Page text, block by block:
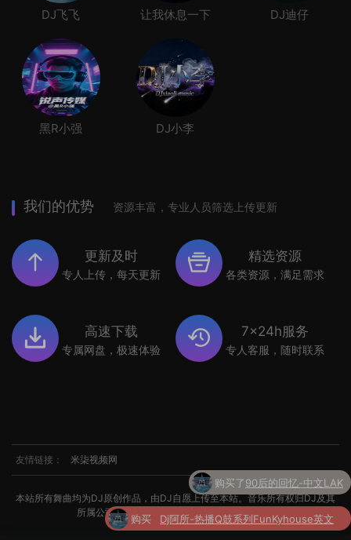
DJ飞飞 让我休息一下 DJ迪仔
黑R小强 DJ小李
我们的优势 资源丰富，专业人员筛选上传更新
更新及时
专人上传，每天更新
精选资源
各类资源，满足需求
高速下载
专属网盘，极速体验
7x24h服务
专人客服，随时联系
友情链接： 米柒视频网
本站所有舞曲均为DJ原创作品，由DJ自愿上传至本站。音乐所有权归DJ及其
所属公司所有。如涉及侵权，请联系我们处理。
购买了90后的回忆-中文LAK
购买
Dj阿所-热播Q鼓系列FunKyhouse英文